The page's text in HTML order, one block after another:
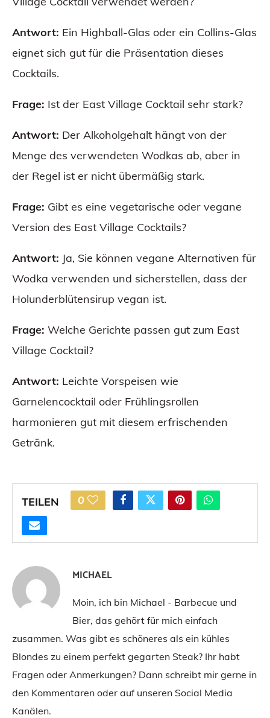
Antwort: Ein Highball-Glas oder ein Collins-Glas
eignet sich gut für die Präsentation dieses
Cocktails.
Frage: Ist der East Village Cocktail sehr stark?
Antwort: Der Alkoholgehalt hängt von der
Menge des verwendeten Wodkas ab, aber in
der Regel ist er nicht übermäßig stark.
Frage: Gibt es eine vegetarische oder vegane
Version des East Village Cocktails?
Antwort: Ja, Sie können vegane Alternativen für
Wodka verwenden und sicherstellen, dass der
Holunderblütensirup vegan ist.
Frage: Welche Gerichte passen gut zum East
Village Cocktail?
Antwort: Leichte Vorspeisen wie
Garnelencocktail oder Frühlingsrollen
harmonieren gut mit diesem erfrischenden
Getränk.
TEILEN 0
MICHAEL
Moin, ich bin Michael - Barbecue und
Bier, das gehört für mich einfach
zusammen. Was gibt es schöneres als ein kühles
Blondes zu einem perfekt gegarten Steak? Ihr habt
Fragen oder Anmerkungen? Dann schreibt mir gerne in
den Kommentaren oder auf unseren Social Media
Kanälen.